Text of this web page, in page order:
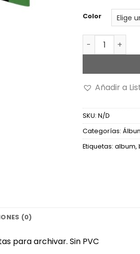
Color
Álbum folio s/
Añadir a
SKU: N/D
Categorías:
Etiquetas: album,
(0)
para archivar. Sin PVC‎